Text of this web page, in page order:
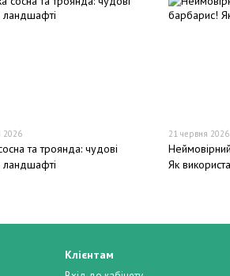
2026
та троянда: чудові
ландшафті
21 червня 2026
Як
Клієнтам